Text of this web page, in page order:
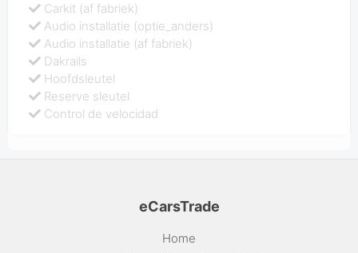
Carkit (af fabriek)
Audio installatie (optie_anders)
Audio installatie (af fabriek)
Dakrails
Hoofdsleutel
Reserve sleutel
Control de velocidad
eCarsTrade
Home